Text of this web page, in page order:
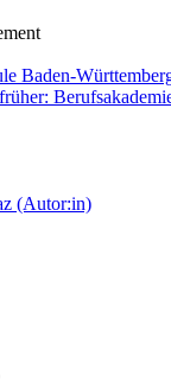
Baden-
(Autor:in)